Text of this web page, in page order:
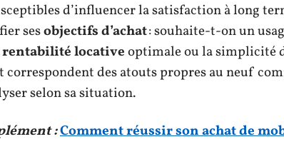
d’influencer la satisfaction à long
sesobjectifs d’achat: souhaite-t-on un
rentabilité locativeoptimale ou la simplicité
correspondent des atouts propres au neuf
selon sa situation.
:Comment réussir son achat de